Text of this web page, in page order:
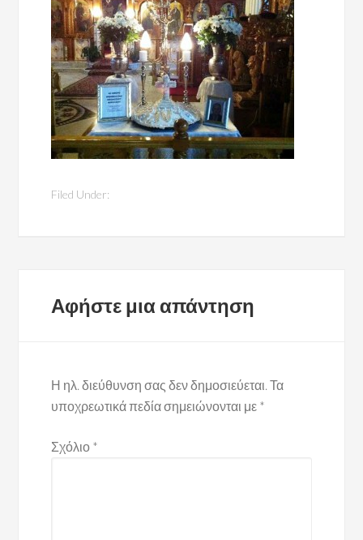
Filed Under:
Αφήστε μια απάντηση
Η ηλ. διεύθυνση σας δεν δημοσιεύεται. Τα
υποχρεωτικά πεδία σημειώνονται με *
Σχόλιο *